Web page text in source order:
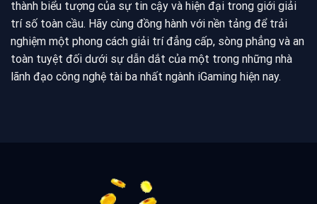
thành biểu tượng của sự tin cậy và hiện đại trong giới giải
trí số toàn cầu. Hãy cùng đồng hành với nền tảng để trải
nghiệm một phong cách giải trí đẳng cấp, sòng phẳng và an
toàn tuyệt đối dưới sự dẫn dắt của một trong những nhà
lãnh đạo công nghệ tài ba nhất ngành iGaming hiện nay.